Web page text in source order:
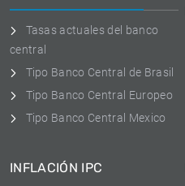
Tasas actuales del banco
central
Tipo Banco Central de Brasil
Tipo Banco Central Europeo
Tipo Banco Central Mexico
INFLACIÓN IPC